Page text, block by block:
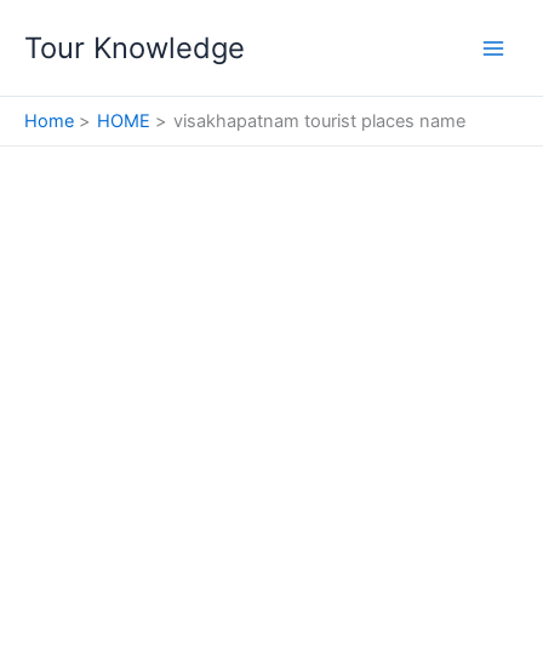
Tour Knowledge
Home HOME visakhapatnam tourist places name